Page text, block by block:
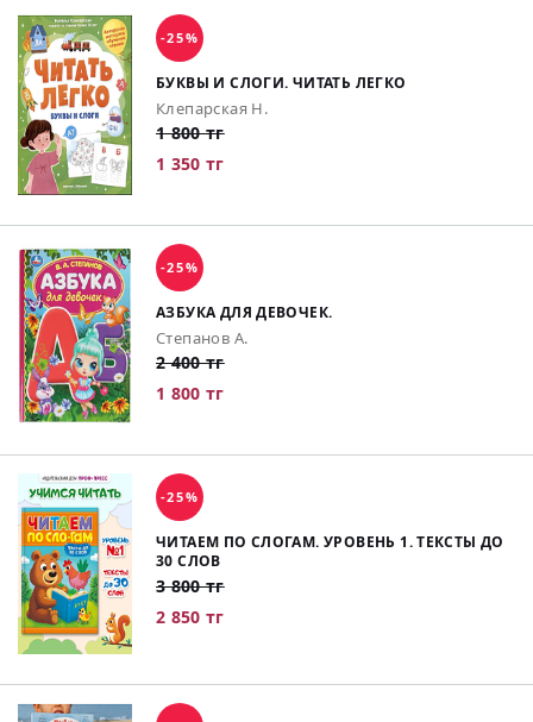
-25%
БУКВЫ И СЛОГИ. ЧИТАТЬ ЛЕГКО
Клепарская Н.
1 800 тг
1 350 тг
-25%
АЗБУКА ДЛЯ ДЕВОЧЕК.
Степанов А.
2 400 тг
1 800 тг
-25%
ЧИТАЕМ ПО СЛОГАМ. УРОВЕНЬ 1. ТЕКСТЫ ДО
30 СЛОВ
3 800 тг
2 850 тг